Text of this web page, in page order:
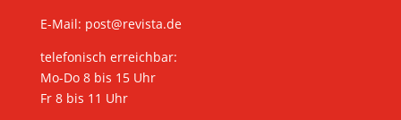
E-Mail: post@revista.de
telefonisch erreichbar:
Mo-Do 8 bis 15 Uhr
Fr 8 bis 11 Uhr